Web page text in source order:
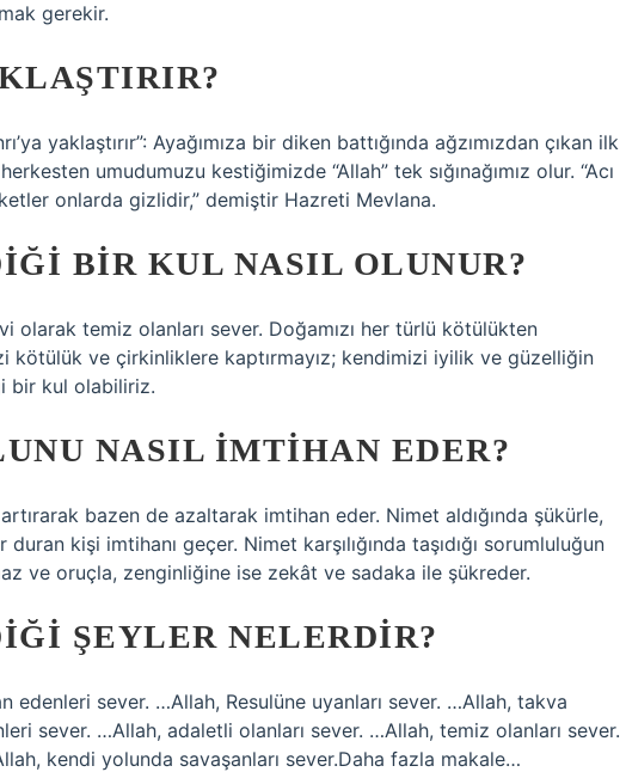
gerekir.
yaklaştırır”: Ayağımıza bir diken battığında ağzımızdan çıkan ilk
umudumuzu kestiğimizde “Allah” tek sığınağımız olur. “Acı
onlarda gizlidir,” demiştir Hazreti Mevlana.
BIR KUL NASIL OLUNUR?
olarak temiz olanları sever. Doğamızı her türlü kötülükten
kötülük ve çirkinliklere kaptırmayız; kendimizi iyilik ve güzelliğin
bir kul olabiliriz.
NASIL IMTIHAN EDER?
bazen de azaltarak imtihan eder. Nimet aldığında şükürle,
duran kişi imtihanı geçer. Nimet karşılığında taşıdığı sorumluluğun
ve oruçla, zenginliğine ise zekât ve sadaka ile şükreder.
ŞEYLER NELERDIR?
edenleri sever. …Allah, Resulüne uyanları sever. …Allah, takva
sever. …Allah, adaletli olanları sever. …Allah, temiz olanları sever.
kendi yolunda savaşanları sever.Daha fazla makale…